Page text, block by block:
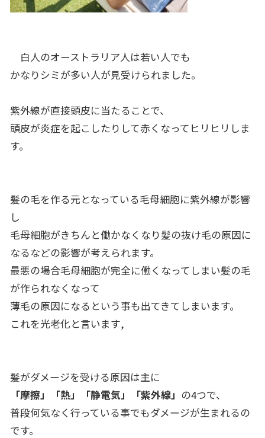
白人のオーストラリア人は若い人でも
かなりシミが多い人が見受けられました。
紫外線が直接頭皮に当たることで、
頭皮が炎症を起こしたりして赤くなってヒリヒリしま
す。
髪の毛を作る元となっている毛母細胞に紫外線が影響
し
毛母細胞がきちんと働かなくなり髪の抜け毛の原因に
なるなどの影響が考えられます。
最悪の場合毛母細胞が完全に働くなってしまい髪の毛
が作られなくなって
薄毛の原因になるという事も出てきてしまいます。
これを光老化と言います,
髪がダメージを受ける原因は主に
「摩擦」「熱」「静電気」「紫外線」 の4つで、
普段何気なく行っている事でもダメージが生まれるの
です。